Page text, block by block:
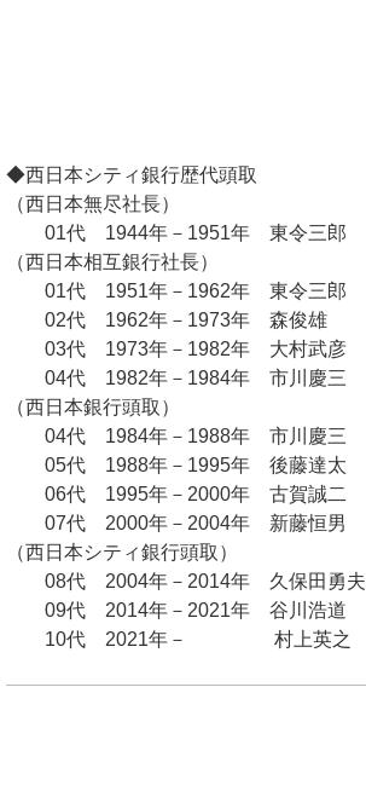
◆西日本シティ銀行歴代頭取
（西日本無尽社長）
01代 1944年－1951年 東令三郎
（西日本相互銀行社長）
01代 1951年－1962年 東令三郎
02代 1962年－1973年 森俊雄
03代 1973年－1982年 大村武彦
04代 1982年－1984年 市川慶三
（西日本銀行頭取）
04代 1984年－1988年 市川慶三
05代 1988年－1995年 後藤達太
06代 1995年－2000年 古賀誠二
07代 2000年－2004年 新藤恒男
（西日本シティ銀行頭取）
08代 2004年－2014年 久保田勇夫
09代 2014年－2021年 谷川浩道
10代 2021年－ 村上英之